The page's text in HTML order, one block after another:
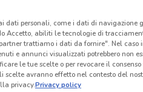
dati personali, come i dati di navigazione
Accetto, abiliti le tecnologie di
trattiamo i dati da fornire". Nel caso
e annunci visualizzati potrebbero non
le tue scelte o per revocare il
avranno effetto nel contesto del
privacy.Privacy policy